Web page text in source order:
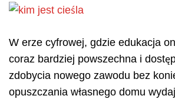
W erze cyfrowej, gdzie edukacja
coraz bardziej powszechna i
zdobycia nowego zawodu bez
opuszczania własnego domu